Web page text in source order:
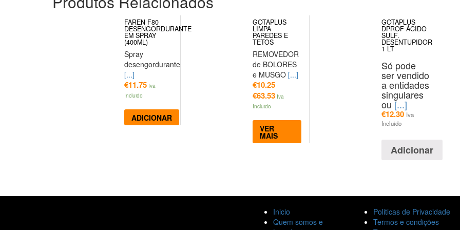
FAREN F80
DESENGORDURANTE
EM SPRAY
(400ML)
Spray
desengordurante
[...]
€11.75 Iva
Incluido
ADICIONAR
GOTAPLUS
LIMPA
PAREDES E
TETOS
REMOVEDOR
de BOLORES
e MUSGO[...]
€10.25-
€63.53 Iva
Incluido
VER
MAIS
GOTAPLUS
DPROF ÁCIDO
SULF.
DESENTUPIDOR
1 LT
Só pode
ser vendido
a entidades
singulares
ou[...]
€12.30 Iva
Incluido
Adicionar
Inicio
Quem somos e
Politicas de Privacidade
Termos e condições